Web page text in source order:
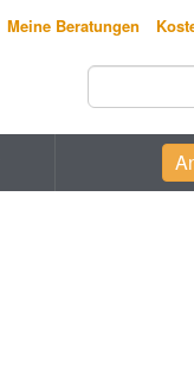
Meine Beratungen